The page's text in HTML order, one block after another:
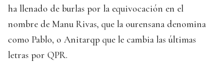
ha llenado de burlas por la equivocación en el
nombre de Manu Rivas, que la ourensana denomina
como Pablo, o Anitarqp que le cambia las últimas
letras por QPR.